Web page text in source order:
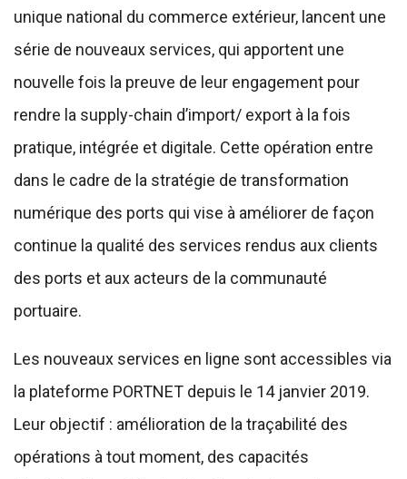
unique national du commerce extérieur, lancent une
série de nouveaux services, qui apportent une
nouvelle fois la preuve de leur engagement pour
rendre la supply-chain d’import/ export à la fois
pratique, intégrée et digitale. Cette opération entre
dans le cadre de la stratégie de transformation
numérique des ports qui vise à améliorer de façon
continue la qualité des services rendus aux clients
des ports et aux acteurs de la communauté
portuaire.
Les nouveaux services en ligne sont accessibles via
la plateforme PORTNET depuis le 14 janvier 2019.
Leur objectif : amélioration de la traçabilité des
opérations à tout moment, des capacités